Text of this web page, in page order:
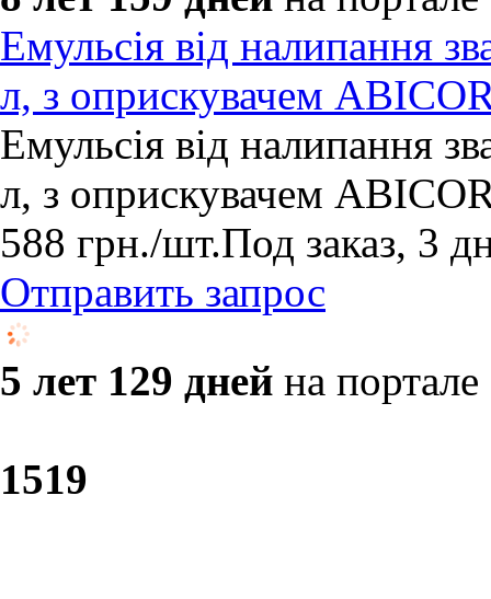
Емульсія від налипання
л, з оприскувачем
Емульсія від налипання
л, з оприскувачем
588 грн./шт.Под заказ, 3
Отправить запрос
5 лет 129 дней на портале
1519